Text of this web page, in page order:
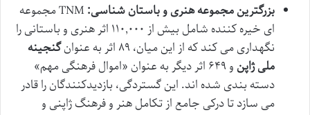
بزرگترین مجموعه هنری و باستان شناسی:
TNM مجموعه
ای خیره کننده شامل بیش از ۱۱۰,۰۰۰ اثر هنری و باستانی را
نگهداری می کند که از این میان، ۸۹ اثر به عنوان
گنجینه
ملی ژاپن
و ۶۴۹ اثر دیگر به عنوان «اموال فرهنگی مهم»
دسته بندی شده اند. این گستردگی، بازدیدکنندگان را قادر
می سازد تا درکی جامع از تکامل هنر و فرهنگ ژاپنی و